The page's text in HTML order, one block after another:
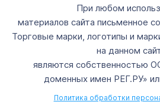
При любом
материалов сайта письменное
Торговые марки, логотипы и
на данном
являются собственностью
доменных имен РЕГ.РУ»
Политика обработки